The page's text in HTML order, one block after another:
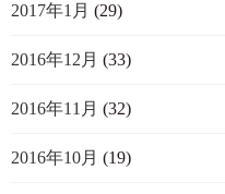
2017年1月 (29)
2016年12月 (33)
2016年11月 (32)
2016年10月 (19)